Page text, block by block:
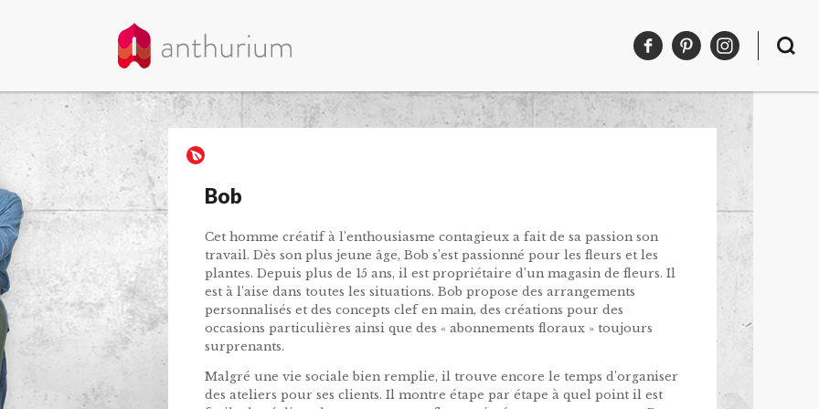
Bob
Cet homme créatif à l’enthousiasme contagieux a fait de sa passion son
travail. Dès son plus jeune âge, Bob s’est passionné pour les fleurs et les
plantes. Depuis plus de 15 ans, il est propriétaire d’un magasin de fleurs. Il
est à l’aise dans toutes les situations. Bob propose des arrangements
personnalisés et des concepts clef en main, des créations pour des
occasions particulières ainsi que des « abonnements floraux » toujours
surprenants.
Malgré une vie sociale bien remplie, il trouve encore le temps d’organiser
des ateliers pour ses clients. Il montre étape par étape à quel point il est